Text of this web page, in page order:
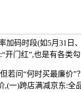
加码时段(如5月31日
开门红”,也是有各类
问“何时买最廉价”
一)跨店满减京东:全